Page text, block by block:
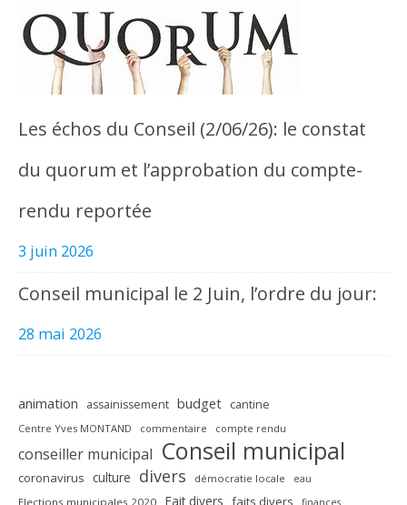
Les échos du Conseil (2/06/26): le constat
du quorum et l’approbation du compte-
rendu reportée
3 juin 2026
Conseil municipal le 2 Juin, l’ordre du jour:
28 mai 2026
animation assainissement budget cantine
Centre Yves MONTAND commentaire compte rendu
conseiller municipal Conseil municipal
coronavirus culture divers démocratie locale eau
Elections municipales 2020 Fait divers faits divers finances